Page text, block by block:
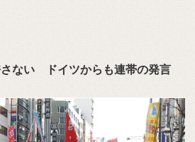
ない ドイツからも連帯の発言